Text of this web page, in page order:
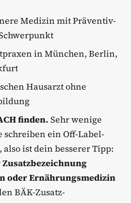
Medizin mit Präventiv-
in München, Berlin,
Hausarzt ohne
finden. Sehr wenige
schreiben ein Off-Label-
also ist dein besserer Tipp:
Zusatzbezeichnung
oder Ernährungsmedizin
BÄK-Zusatz-